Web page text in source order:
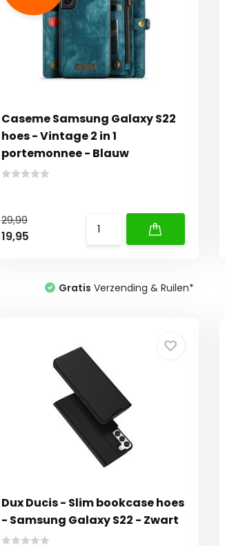
Caseme Samsung Galaxy S22
hoes - Vintage 2 in 1
portemonnee - Blauw
29,99
19,95
Gratis Verzending & Ruilen*
Dux Ducis - Slim bookcase hoes
- Samsung Galaxy S22 - Zwart